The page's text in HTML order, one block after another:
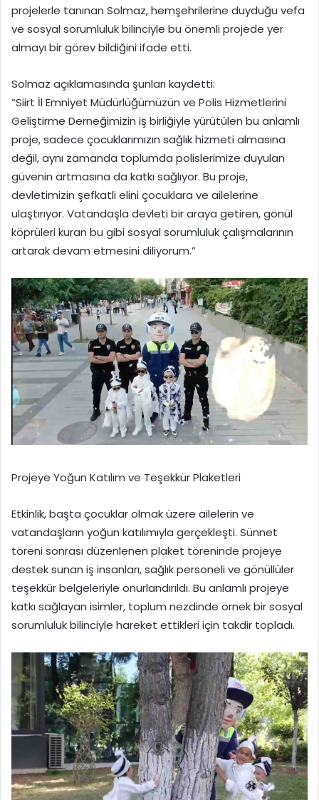
projelerle tanınan Solmaz, hemşehrilerine duyduğu vefa
ve sosyal sorumluluk bilinciyle bu önemli projede yer
almayı bir görev bildiğini ifade etti.
Solmaz açıklamasında şunları kaydetti:
“Siirt İl Emniyet Müdürlüğümüzün ve Polis Hizmetlerini
Geliştirme Derneğimizin iş birliğiyle yürütülen bu anlamlı
proje, sadece çocuklarımızın sağlık hizmeti almasına
değil, aynı zamanda toplumda polislerimize duyulan
güvenin artmasına da katkı sağlıyor. Bu proje,
devletimizin şefkatli elini çocuklara ve ailelerine
ulaştırıyor. Vatandaşla devleti bir araya getiren, gönül
köprüleri kuran bu gibi sosyal sorumluluk çalışmalarının
artarak devam etmesini diliyorum.”
Projeye Yoğun Katılım ve Teşekkür Plaketleri
Etkinlik, başta çocuklar olmak üzere ailelerin ve
vatandaşların yoğun katılımıyla gerçekleşti. Sünnet
töreni sonrası düzenlenen plaket töreninde projeye
destek sunan iş insanları, sağlık personeli ve gönüllüler
teşekkür belgeleriyle onurlandırıldı. Bu anlamlı projeye
katkı sağlayan isimler, toplum nezdinde örnek bir sosyal
sorumluluk bilinciyle hareket ettikleri için takdir topladı.